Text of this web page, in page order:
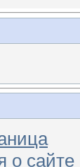
о сайте